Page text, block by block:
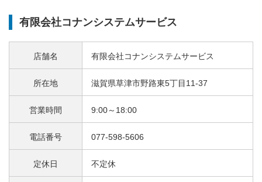
有限会社コナンシステムサービス
店舗名 有限会社コナンシステムサービス
所在地 滋賀県草津市野路東5丁目11-37
営業時間 9:00～18:00
電話番号 077-598-5606
定休日 不定休